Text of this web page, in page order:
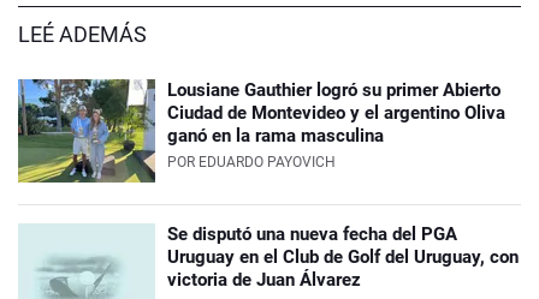
LEÉ ADEMÁS
Lousiane Gauthier logró su primer Abierto
Ciudad de Montevideo y el argentino Oliva
ganó en la rama masculina
POR EDUARDO PAYOVICH
Se disputó una nueva fecha del PGA
Uruguay en el Club de Golf del Uruguay, con
victoria de Juan Álvarez